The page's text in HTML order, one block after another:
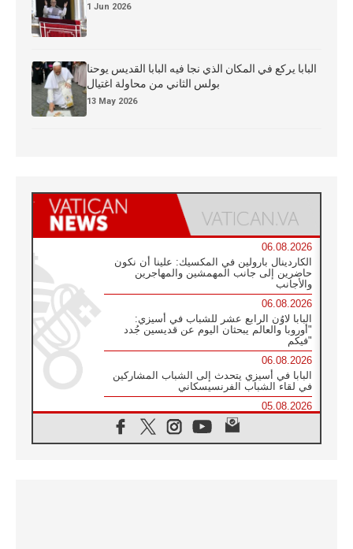
1 Jun 2026
البابا يركع في المكان الذي نجا فيه البابا القديس يوحنا
بولس الثاني من محاولة اغتيال
13 May 2026
06.08.2026
الكاردينال بارولين في المكسيك: علينا أن نكون
حاضرين إلى جانب المهمشين والمهاجرين
والأجانب
06.08.2026
البابا لاوُن الرابع عشر للشباب في أسيزي:
"أوروبا والعالم يبحثان اليوم عن قديسين جُدد
فيكم"
06.08.2026
البابا في أسيزي يتحدث إلى الشباب المشاركين
في لقاء الشباب الفرنسيسكاني
05.08.2026
في مقابلته العامة مع المؤمنين البابا لاوُن الرابع
عشر يواصل الحديث عن الدستور في الليتورجيا
المقدسة مسلطا الضوء على صلاة الكنيسة